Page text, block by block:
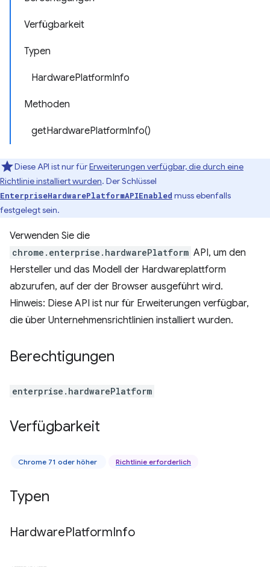
Verfügbarkeit
Typen
HardwarePlatformInfo
Methoden
getHardwarePlatformInfo()
Diese API ist nur fürErweiterungen verfügbar, die durch eine
Richtlinie installiert wurden. Der Schlüssel
EnterpriseHardwarePlatformAPIEnabled muss ebenfalls
festgelegt sein.
Verwenden Sie die
chrome.enterprise.hardwarePlatform API, um den
Hersteller und das Modell der Hardwareplattform
abzurufen, auf der der Browser ausgeführt wird.
Hinweis: Diese API ist nur für Erweiterungen verfügbar,
die über Unternehmensrichtlinien installiert wurden.
Berechtigungen
enterprise.hardwarePlatform
Verfügbarkeit
Chrome 71 oder höher Richtlinie erforderlich
Typen
HardwarePlatformInfo